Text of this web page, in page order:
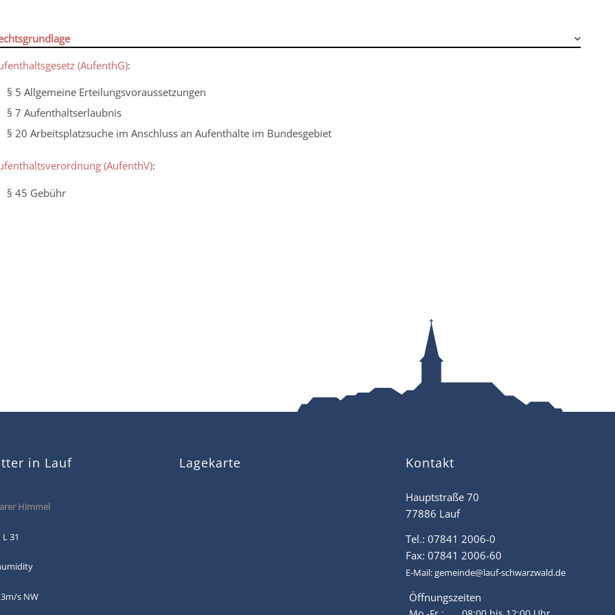
(AufenthG):
§ 5 Allgemeine Erteilungsvoraussetzungen
§ 7 Aufenthaltserlaubnis
§ 20 Arbeitsplatzsuche im Anschluss an Aufenthalte im Bundesgebiet
(AufenthV):
§ 45 Gebühr
in Lauf
Himmel
L 31
s NW
Lagekarte Kontakt
Hauptstraße 70
77886 Lauf
Tel.: 07841 2006-0
Fax: 07841 2006-60
E-Mail:gemeinde@lauf-schwarzwald.de
Öffnungszeiten